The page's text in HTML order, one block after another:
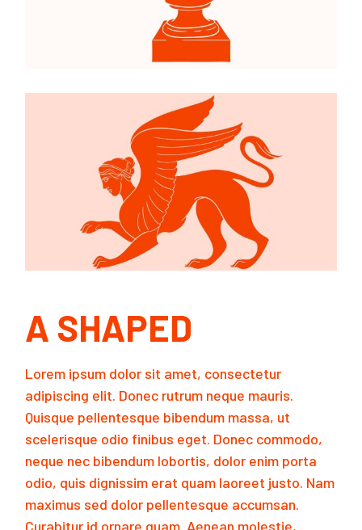
A SHAPED
Lorem ipsum dolor sit amet, consectetur
adipiscing elit. Donec rutrum neque mauris.
Quisque pellentesque bibendum massa, ut
scelerisque odio finibus eget. Donec commodo,
neque nec bibendum lobortis, dolor enim porta
odio, quis dignissim erat quam laoreet justo. Nam
maximus sed dolor pellentesque accumsan.
Curabitur id ornare quam. Aenean molestie,